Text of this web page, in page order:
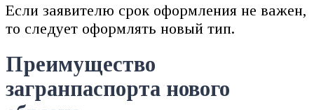
Если заявителю срок оформления не важен,
то следует оформлять новый тип.
Преимущество
загранпаспорта нового